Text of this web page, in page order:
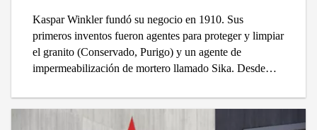
Kaspar Winkler fundó su negocio en 1910. Sus
primeros inventos fueron agentes para proteger y limpiar
el granito (Conservado, Purigo) y un agente de
impermeabilización de mortero llamado Sika. Desde
de productos más amplia y un rápido crecimiento
continuo, Sika tiene una historia notable.